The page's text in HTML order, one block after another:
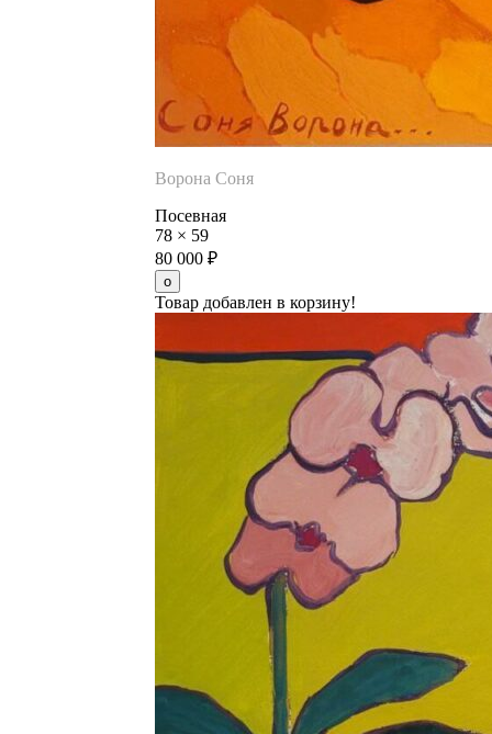
Ворона Соня
Посевная
78 × 59
80 000 ₽
Товар добавлен в корзину!